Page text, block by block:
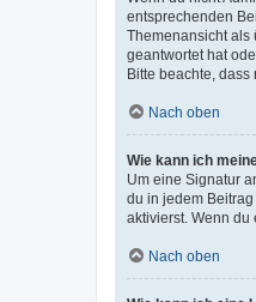
entsprechenden
Themenansicht als
geantwortet hat
Bitte beachte,
Nach oben
Wie kann ich
Um eine Signatur
du in jedem
aktivierst. Wenn du
Nach oben